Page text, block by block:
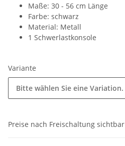
Maße: 30 - 56 cm Länge
Farbe: schwarz
Material: Metall
1 Schwerlastkonsole
Variante
Bitte wählen Sie eine Variation.
Preise nach Freischaltung sichtbar